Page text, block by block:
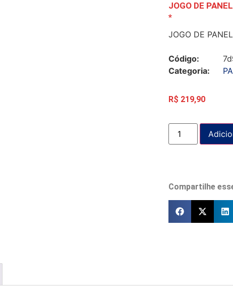
JOGO DE
*
JOGO DE
Código:
Categoria:
R$ 219,90
Compartilhe